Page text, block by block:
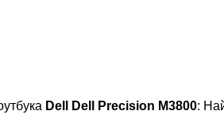
Dell Dell Precision M3800: